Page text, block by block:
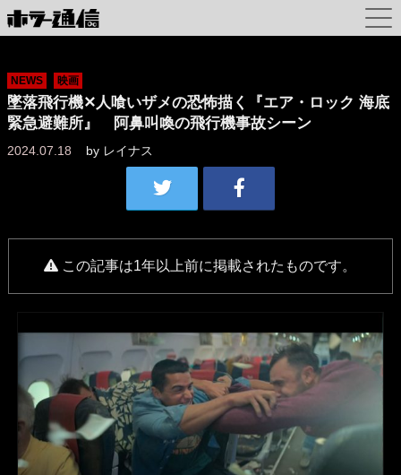
NEWS 映画
墜落飛行機✕人喰いザメの恐怖描く『エア・ロック 海底
緊急避難所』 阿鼻叫喚の飛行機事故シーン
2024.07.18 by レイナス
この記事は1年以上前に掲載されたものです。